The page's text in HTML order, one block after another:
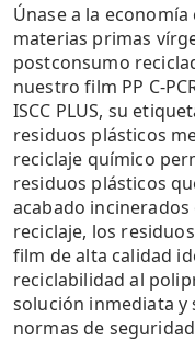
Únase a la
materias primas
postconsumo
nuestro film PP C-
ISCC PLUS, su
residuos plásticos
reciclaje químico
residuos plásticos
acabado
reciclaje, los
film de alta calidad
reciclabilidad al
solución inmediata y
normas de